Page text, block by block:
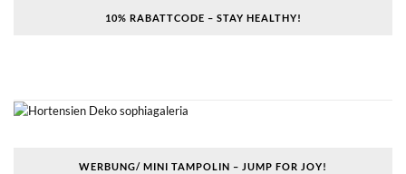
10% RABATTCODE – STAY HEALTHY!
WERBUNG/ MINI TAMPOLIN – JUMP FOR JOY!